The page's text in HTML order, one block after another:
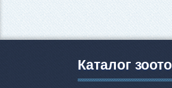
Каталог